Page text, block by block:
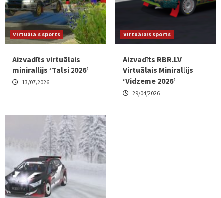
Virtuālais sports
Aizvadīts virtuālais
minirallijs ‘Talsi 2026’
13/07/2026
Virtuālais sports
Aizvadīts RBR.LV
Virtuālais Minirallijs
‘Vidzeme 2026’
29/04/2026